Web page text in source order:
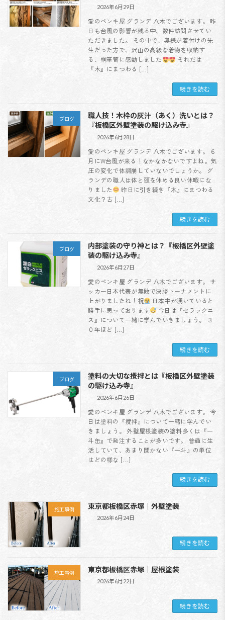
2026年6月29日
愛のペンキ屋 グランデ 八木でございます。 昨
日も台風の影響が残る中、数件訪問させてい
ただきました。 その中で、奥様が着付けの先
生だった方で、沢山の高級な着物を収納す
る、桐箪笥に感動しました
それだは
『木』にまつわる […]
続きを読む
ブログ
職人技！木枠の灰汁（あく）洗いとは？
『板橋区外壁塗装の駆け込み寺』
2026年6月28日
愛のペンキ屋 グランデ 八木でございます。 ６
月にW台風が来る！なかなかないですよね。気
圧の変化で体調崩していないでしょうか。 グ
ランデの職人は体と頭を休める良い休暇にな
りました
昨日に引き続き『木』にまつわる
文化？古 […]
続きを読む
ブログ
内部塗装の守り神とは？『板橋区外壁塗
装の駆け込み寺』
2026年6月27日
愛のペンキ屋 グランデ 八木でございます。 サ
ッカー日本代表が無敗で決勝トーナメントに
上がりましたね！祝
日本中が湧いていると
勝手に思っております
今日は『セラックニ
ス』について一緒に学んでいきましょう。 ３
０年ほど […]
続きを読む
ブログ
塗料の大切な攪拌とは『板橋区外壁塗装
の駆け込み寺』
2026年6月26日
愛のペンキ屋 グランデ 八木でございます。 今
日は塗料の『攪拌』について一緒に学んでい
きましょう。 外壁屋根塗装の塗料多くは『一
斗缶』で発注することが多いです。 普通に生
活していて、あまり聞かない『一斗』の単位
はどの様な […]
続きを読む
施工事例 東京都板橋区赤塚｜外壁塗装
2026年6月24日
続きを読む
施工事例 東京都板橋区赤塚｜屋根塗装
2026年6月22日
続きを読む